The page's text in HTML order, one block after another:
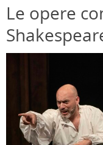
Le opere